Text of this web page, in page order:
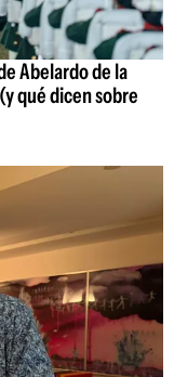
Abelardo de la
qué dicen sobre